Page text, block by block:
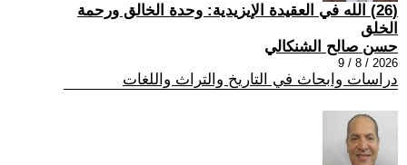
(26) الله في العقيدة الإيزيدية: وحدة الخالق ورحمة
الخلق
حسن صالح الشنكالي
2026 / 8 / 9
دراسات وابحاث في التاريخ والتراث واللغات